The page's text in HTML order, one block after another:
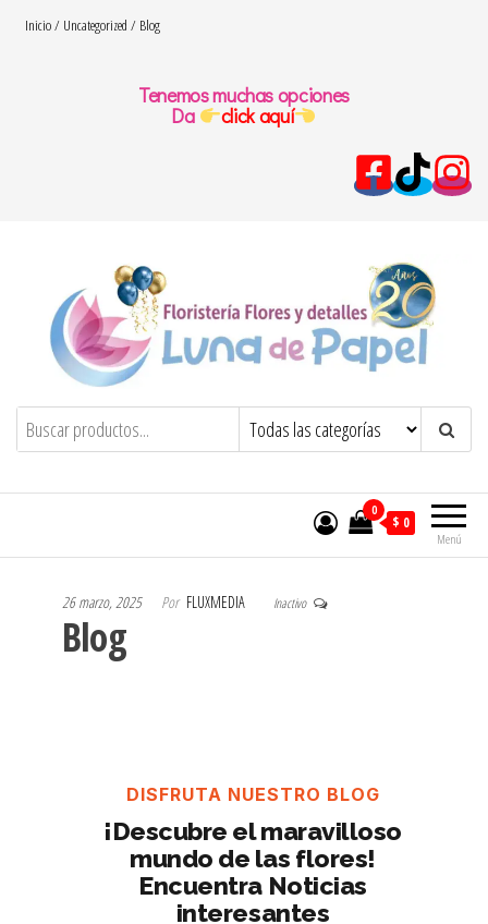
SaltarInicio/ Uncategorized / Blog
Tenemos muchas opciones
Da
click aquí
floresydetalles.com.coFlores y detalles – Luna de papel
Menú
0
$ 0
26 marzo, 2025 Por FLUXMEDIA Inactivo
Blog
DISFRUTA NUESTRO BLOG
¡Descubre el maravilloso
mundo de las flores!
Encuentra Noticias
interesantes